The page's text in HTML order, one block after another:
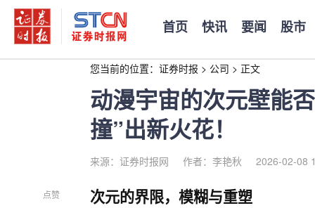
首页 快讯 要闻 股市
您当前的位置： 证券时报 > 公司 > 正文
动漫宇宙的次元壁能
撞”出新火花！
来源：证券时报网 作者：李艳秋 2026-02-08
点赞 次元的界限，模糊与重塑